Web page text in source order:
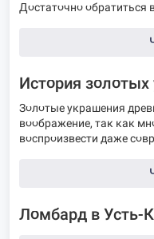
Достаточно обратиться
История
Золотые украшения
воображение, так как
воспроизвести даже
Ломбард в Усть-